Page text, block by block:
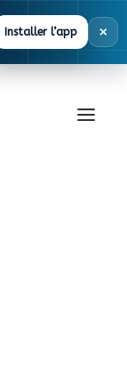
Installer l’app ×
de